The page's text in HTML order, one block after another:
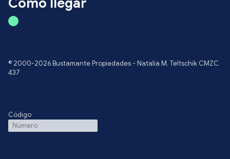
© 2000-2026 Bustamante Propiedades - Natalia M. Teltschik CMZC
437
Código